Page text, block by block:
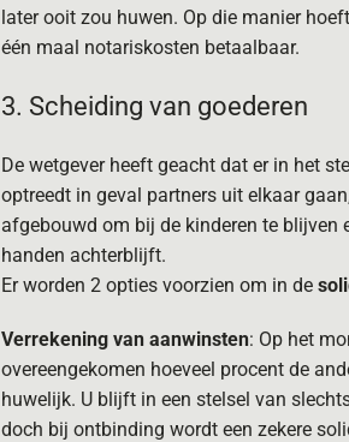
later ooit zou huwen. Op die manier
één maal notariskosten betaalbaar.
3. Scheiding van goederen
De wetgever heeft geacht dat er in het
optreedt in geval partners uit elkaar
afgebouwd om bij de kinderen te blijven
handen achterblijft.
Er worden 2 opties voorzien om in de
Verrekening van aanwinsten: Op het
overeengekomen hoeveel procent de
huwelijk. U blijft in een stelsel van
doch bij ontbinding wordt een zekere